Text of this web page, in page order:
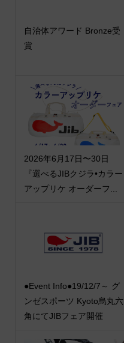
自治体アワード Bronze受
賞
2026年6月17日〜30日
『選べるJIBクジラ•カラー
アップリケ オーダーフ...
●Event Info●19/12/7～ グ
ンゼスポーツ Kyoto烏丸六
角にてJIBフェア開催